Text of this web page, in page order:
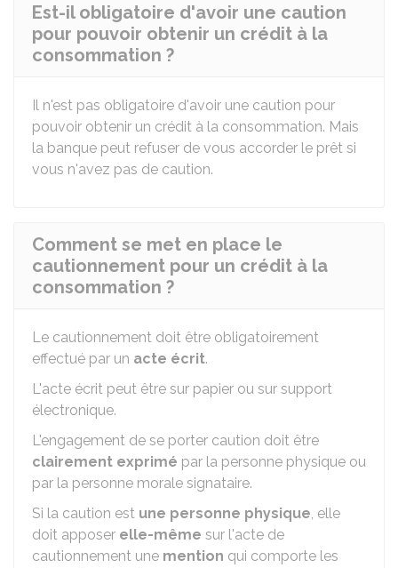
Est-il obligatoire d'avoir une caution
pour pouvoir obtenir un crédit à la
consommation ?
Il n'est pas obligatoire d'avoir une caution pour
pouvoir obtenir un crédit à la consommation. Mais
la banque peut refuser de vous accorder le prêt si
vous n'avez pas de caution.
Comment se met en place le
cautionnement pour un crédit à la
consommation ?
Le cautionnement doit être obligatoirement
effectué par un acte écrit.
L'acte écrit peut être sur papier ou sur support
électronique.
L'engagement de se porter caution doit être
clairement exprimé par la personne physique ou
par la personne morale signataire.
Si la caution est une personne physique, elle
doit apposer elle-même sur l'acte de
cautionnement une mention qui comporte les